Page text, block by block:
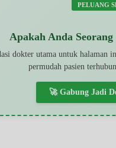
PELUANG
Apakah Anda
dokter utama untuk halaman
permudah pasien
🚀 Gabung Jadi